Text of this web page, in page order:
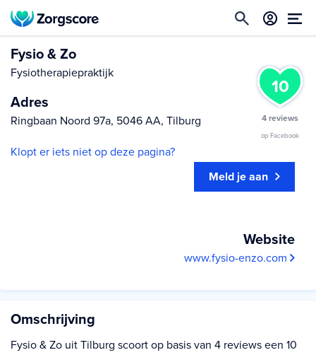
10
4 reviews
op Facebook
Fysio & Zo
Fysiotherapiepraktijk
Adres
Ringbaan Noord 97a, 5046 AA, Tilburg
Klopt er iets niet op deze pagina?
Meld je aan
Website
www.fysio-enzo.com
Omschrijving
Fysio & Zo uit Tilburg scoort op basis van 4 reviews een 10